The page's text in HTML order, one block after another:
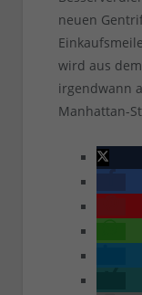
neuen
wird aus
irgendwann
Manhattan-